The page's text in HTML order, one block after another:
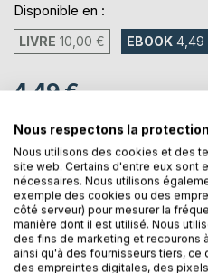
Disponible en :
LIVRE 10,00 € EBOOK 4,49
4,49 €
Téléchargement disponible dès
AJOUTER
Ajouter à ma liste d'envies
Laisser un avis
Nous respectons la
Nous utilisons des cookies et des
site web. Certains d'entre eux sont
nécessaires. Nous utilisons
exemple des cookies ou des
côté serveur) pour mesurer la
manière dont il est utilisé. Nous
des fins de marketing et recourons
ainsi qu'à des fournisseurs tiers,
des empreintes digitales, des